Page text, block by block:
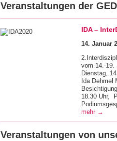
Veranstaltungen der
IDA –
14. Januar
vom 14.-19.
Dienstag,
Ida Dehmel
18.30 Uhr,
mehr →
Veranstaltungen von